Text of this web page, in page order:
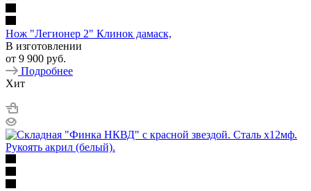
Нож "Легионер 2" Клинок дамаск,
В изготовлении
от 9 900 руб.
Подробнее
Хит